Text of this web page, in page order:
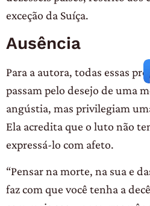
exceção da Suíça.
Ausência
Para a autora, todas essas
passam pelo desejo de uma
angústia, mas privilegiam
Ela acredita que o luto não
expressá-lo com afeto.
“Pensar na morte, na sua e
faz com que você tenha a